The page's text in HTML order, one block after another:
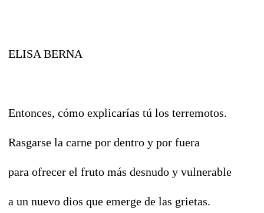
ELISA BERNA
Entonces, cómo explicarías tú los terremotos.
Rasgarse la carne por dentro y por fuera
para ofrecer el fruto más desnudo y vulnerable
a un nuevo dios que emerge de las grietas.